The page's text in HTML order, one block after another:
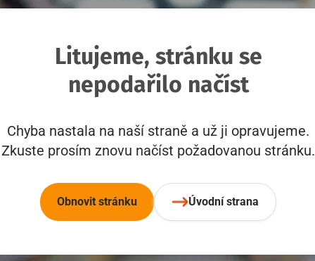
Litujeme, stránku se
nepodařilo načíst
Chyba nastala na naší straně a už ji opravujeme.
Zkuste prosím znovu načíst požadovanou stránku.
Obnovit stránku Úvodní strana